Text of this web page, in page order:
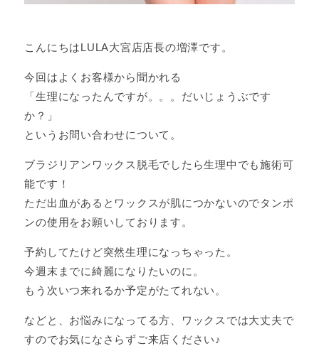
こんにちはLULA大宮店店長の増澤です。
今回はよくお客様から聞かれる
「生理になったんですが。。。だいじょうぶです
か？」
というお問い合わせについて。
ブラジリアンワックス脱毛でしたら生理中でも施術可
能です！
ただ出血があるとワックスが肌につかないのでタンポ
ンの使用をお願いしております。
予約してたけど突然生理になっちゃった。
今週末までに綺麗になりたいのに。
もう次いつ来れるか予定がたてれない。
などと、お悩みになってる方、ワックスでは大丈夫で
すのでお気になさらずご来店ください♪